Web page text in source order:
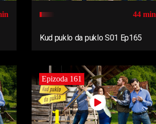
44 min
Kud puklo da puklo S01 Ep165
Epizoda 161